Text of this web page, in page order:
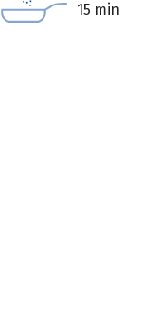
15 min